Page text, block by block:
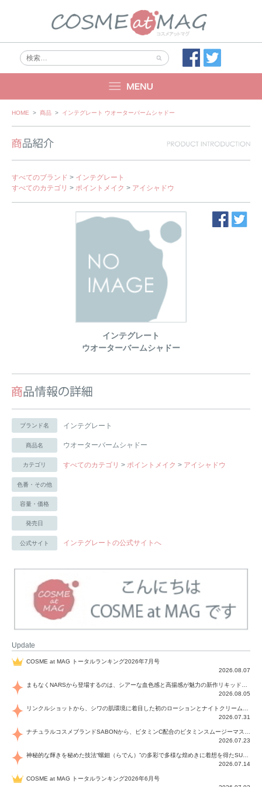
Skip
HOME > 商品 > インテグレート ウオーターバームシャドー
すべてのブランド > インテグレート
すべてのカテゴリ > ポイントメイク > アイシャドウ
インテグレート
ウオーターバームシャドー
ブランド名 インテグレート
商品名 ウオーターバームシャドー
カテゴリ すべてのカテゴリ > ポイントメイク > アイシャドウ
色番・その他
容量・価格
発売日
公式サイト インテグレートの公式サイトへ
Update
COSME at MAG トータルランキング2026年7月号
2026.08.07
2026.08.05
2026.07.31
2026.07.23
2026.07.14
COSME at MAG トータルランキング2026年6月号